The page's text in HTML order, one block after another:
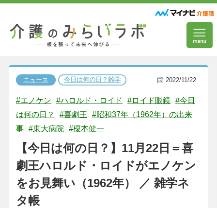
ニュース 今日は何の日？雑学 2022/11/22
#エノケン #ハロルド・ロイド #ロイド眼鏡 #今日
は何の日？
#喜劇王
#昭和37年（1962年）の出来
事 #東大病院 #榎本健一
【今日は何の日？】11月22日＝喜
劇王ハロルド・ロイドがエノケン
をお見舞い（1962年） ／ 雑学ネ
タ帳